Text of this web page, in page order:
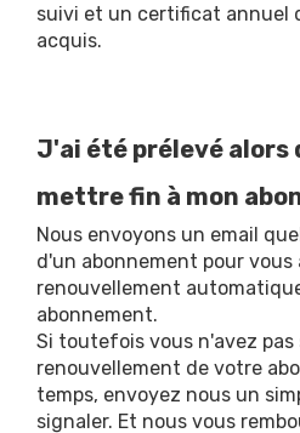
suivi et un certificat annuel
acquis.
J'ai été prélevé alors
mettre fin à mon
Nous envoyons un email
d'un abonnement pour vous
renouvellement
abonnement.
Si toutefois vous n'avez pas
renouvellement de votre
temps, envoyez nous un
signaler. Et nous vous